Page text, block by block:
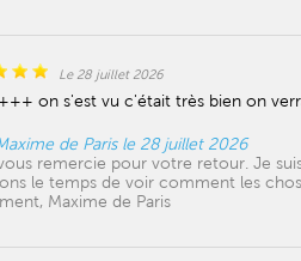
Le 28 juillet 2026
on s'est vu c'était très bien on
de Paris le 28 juillet 2026
remercie pour votre retour. Je
le temps de voir comment les
Maxime de Paris